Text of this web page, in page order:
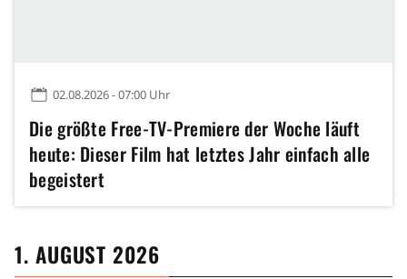
02.08.2026 - 07:00 Uhr
Die größte Free-TV-Premiere der Woche läuft
heute: Dieser Film hat letztes Jahr einfach alle
begeistert
1. AUGUST 2026